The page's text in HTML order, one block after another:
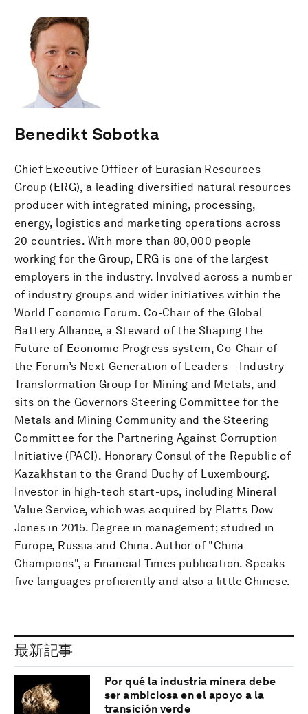
Benedikt Sobotka
Chief Executive Officer of Eurasian Resources
Group (ERG), a leading diversified natural resources
producer with integrated mining, processing,
energy, logistics and marketing operations across
20 countries. With more than 80,000 people
working for the Group, ERG is one of the largest
employers in the industry. Involved across a number
of industry groups and wider initiatives within the
World Economic Forum. Co-Chair of the Global
Battery Alliance, a Steward of the Shaping the
Future of Economic Progress system, Co-Chair of
the Forum’s Next Generation of Leaders – Industry
Transformation Group for Mining and Metals, and
sits on the Governors Steering Committee for the
Metals and Mining Community and the Steering
Committee for the Partnering Against Corruption
Initiative (PACI). Honorary Consul of the Republic of
Kazakhstan to the Grand Duchy of Luxembourg.
Investor in high-tech start-ups, including Mineral
Value Service, which was acquired by Platts Dow
Jones in 2015. Degree in management; studied in
Europe, Russia and China. Author of "China
Champions", a Financial Times publication. Speaks
five languages proficiently and also a little Chinese.
最新記事
Por qué la industria minera debe
ser ambiciosa en el apoyo a la
transición verde